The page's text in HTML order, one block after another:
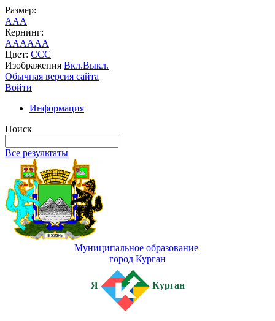
Размер:
AAA
Кернинг:
AAAAAA
Цвет: CCC
Изображения Вкл.Выкл.
Обычная версия сайта
Войти
Информация
Поиск
Все результаты
Муниципальное образование
город Курган
Я Курган